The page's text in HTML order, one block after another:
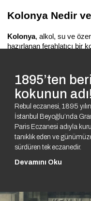
Kolonya Nedir
Kolonya, alkol, su ve
hazırlanan ferahlatıcı bir
durmaz; pratik şişeleriyle
yanınızdadır.
Rebul Kolonya
Rebul’un dünyasında
uygun bir kolonya vardır.
bırakır. Daha karakterli
sade ve temiz kokuları
1895’ten
kokunun adı!
Rebul eczanesi, 1895
İstanbul Beyoğlu’nda
Paris Eczanesi adıyla
tanıklık eden ve
sürdüren tek eczanedir.
Devamını Oku